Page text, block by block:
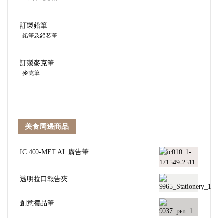
訂製鉛筆
鉛筆及鉛芯筆
訂製麥克筆
麥克筆
美食周邊商品
IC 400-MET AL 廣告筆
透明拉口報告夾
創意禮品筆